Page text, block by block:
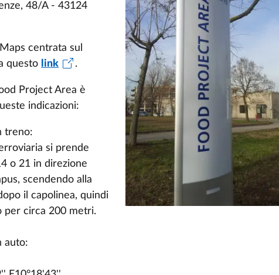
48/A - 43124
centrata sul
questo link .
Project Area è
indicazioni:
treno:
si prende
o 21 in direzione
scendendo alla
il capolinea, quindi
per circa 200 metri.
auto: